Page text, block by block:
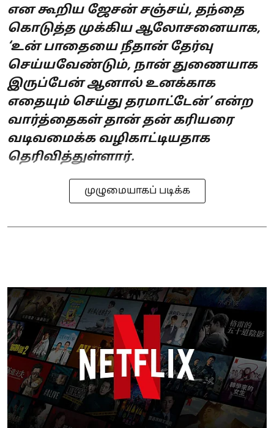
என கூறிய ஜேசன் சஞ்சய், தந்தை
கொடுத்த முக்கிய ஆலோசனையாக,
‘உன் பாதையை நீதான் தேர்வு
செய்யவேண்டும், நான் துணையாக
இருப்பேன் ஆனால் உனக்காக
எதையும் செய்து தரமாட்டேன்’ என்ற
வார்த்தைகள் தான் தன் கரியரை
வடிவமைக்க வழிகாட்டியதாக
தெரிவித்துள்ளார்.
முழுமையாகப் படிக்க